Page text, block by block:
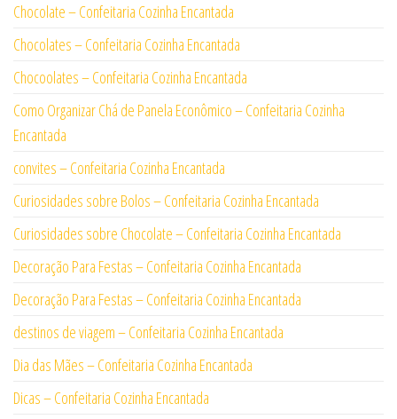
Chocolate – Confeitaria Cozinha Encantada
Chocolates – Confeitaria Cozinha Encantada
Chocoolates – Confeitaria Cozinha Encantada
Como Organizar Chá de Panela Econômico – Confeitaria Cozinha
Encantada
convites – Confeitaria Cozinha Encantada
Curiosidades sobre Bolos – Confeitaria Cozinha Encantada
Curiosidades sobre Chocolate – Confeitaria Cozinha Encantada
Decoração Para Festas – Confeitaria Cozinha Encantada
Decoração Para Festas – Confeitaria Cozinha Encantada
destinos de viagem – Confeitaria Cozinha Encantada
Dia das Mães – Confeitaria Cozinha Encantada
Dicas – Confeitaria Cozinha Encantada